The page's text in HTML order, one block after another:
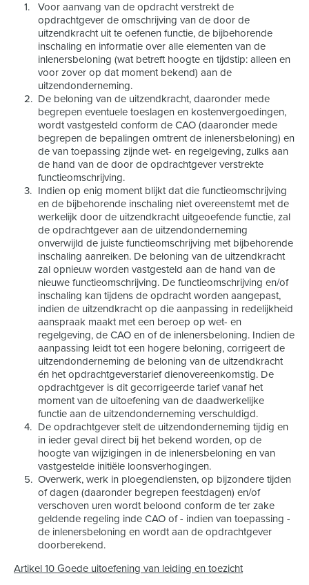
Voor aanvang van de opdracht verstrekt de
opdrachtgever de omschrijving van de door de
uitzendkracht uit te oefenen functie, de bijbehorende
inschaling en informatie over alle elementen van de
inlenersbeloning (wat betreft hoogte en tijdstip: alleen en
voor zover op dat moment bekend) aan de
uitzendonderneming.
De beloning van de uitzendkracht, daaronder mede
begrepen eventuele toeslagen en kostenvergoedingen,
wordt vastgesteld conform de CAO (daaronder mede
begrepen de bepalingen omtrent de inlenersbeloning) en
de van toepassing zijnde wet- en regelgeving, zulks aan
de hand van de door de opdrachtgever verstrekte
functieomschrijving.
Indien op enig moment blijkt dat die functieomschrijving
en de bijbehorende inschaling niet overeenstemt met de
werkelijk door de uitzendkracht uitgeoefende functie, zal
de opdrachtgever aan de uitzendonderneming
onverwijld de juiste functieomschrijving met bijbehorende
inschaling aanreiken. De beloning van de uitzendkracht
zal opnieuw worden vastgesteld aan de hand van de
nieuwe functieomschrijving. De functieomschrijving en/of
inschaling kan tijdens de opdracht worden aangepast,
indien de uitzendkracht op die aanpassing in redelijkheid
aanspraak maakt met een beroep op wet- en
regelgeving, de CAO en of de inlenersbeloning. Indien de
aanpassing leidt tot een hogere beloning, corrigeert de
uitzendonderneming de beloning van de uitzendkracht
én het opdrachtgeverstarief dienovereenkomstig. De
opdrachtgever is dit gecorrigeerde tarief vanaf het
moment van de uitoefening van de daadwerkelijke
functie aan de uitzendonderneming verschuldigd.
De opdrachtgever stelt de uitzendonderneming tijdig en
in ieder geval direct bij het bekend worden, op de
hoogte van wijzigingen in de inlenersbeloning en van
vastgestelde initiële loonsverhogingen.
Overwerk, werk in ploegendiensten, op bijzondere tijden
of dagen (daaronder begrepen feestdagen) en/of
verschoven uren wordt beloond conform de ter zake
geldende regeling inde CAO of - indien van toepassing -
de inlenersbeloning en wordt aan de opdrachtgever
doorberekend.
Artikel 10 Goede uitoefening van leiding en toezicht